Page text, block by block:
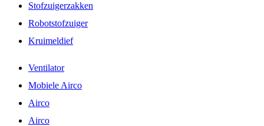
Stofzuigerzakken
Robotstofzuiger
Kruimeldief
Ventilator
Mobiele Airco
Airco
Airco